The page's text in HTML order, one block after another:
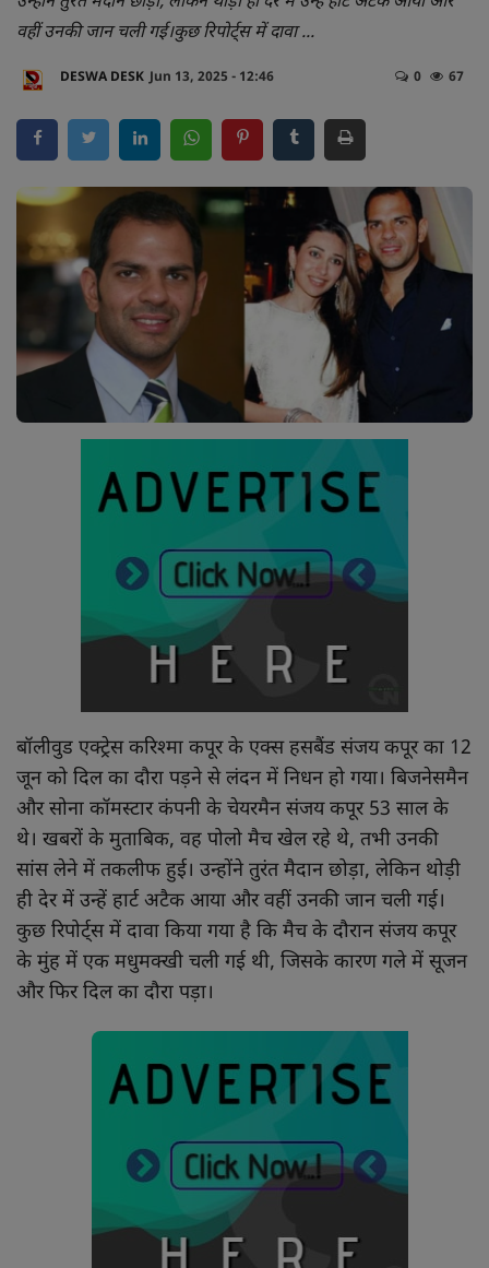
मनोरंजन
करियर
हेल्थ
वायरल न्यूज़
वहीं उनकी जान चली गई।कुछ रिपोर्ट्स में दावा ...
DESWA DESK Jun 13, 2025 - 12:46 0 67
बॉलीवुड एक्ट्रेस करिश्मा कपूर के एक्स हसबैंड संजय कपूर का 12
जून को दिल का दौरा पड़ने से लंदन में निधन हो गया। बिजनेसमैन
और सोना कॉमस्टार कंपनी के चेयरमैन संजय कपूर 53 साल के
थे। खबरों के मुताबिक, वह पोलो मैच खेल रहे थे, तभी उनकी
सांस लेने में तकलीफ हुई। उन्होंने तुरंत मैदान छोड़ा, लेकिन थोड़ी
ही देर में उन्हें हार्ट अटैक आया और वहीं उनकी जान चली गई।
कुछ रिपोर्ट्स में दावा किया गया है कि मैच के दौरान संजय कपूर
के मुंह में एक मधुमक्खी चली गई थी, जिसके कारण गले में सूजन
और फिर दिल का दौरा पड़ा।